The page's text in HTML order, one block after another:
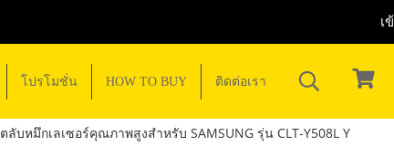
เ
โปรโมชั่น HOW TO BUY ติดต่อเรา
ตลับหมึกเลเซอร์คุณภาพสูงสำหรับ SAMSUNG รุ่น CLT-Y508L Y